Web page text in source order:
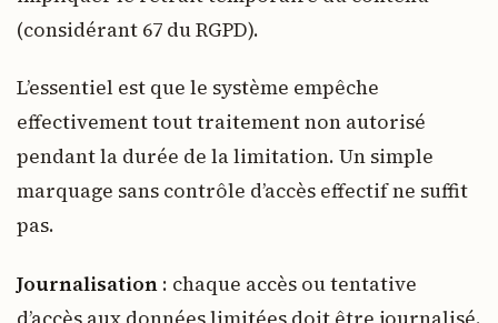
(considérant 67 du RGPD).
L’essentiel est que le système empêche
effectivement tout traitement non autorisé
pendant la durée de la limitation. Un simple
marquage sans contrôle d’accès effectif ne suffit
pas.
Journalisation : chaque accès ou tentative